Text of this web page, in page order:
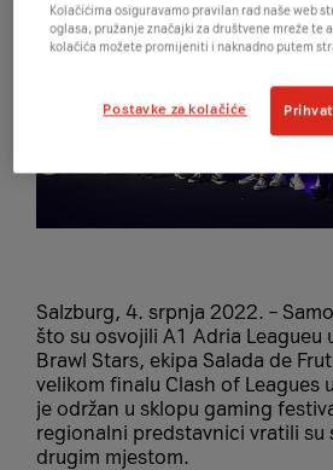
Salzburg, 4. srpnja 2022. –
što su osvojili A1 Adria Leagueu
Brawl Stars, ekipa Salada de
velikom finalu Clash of Leagues
je održan u sklopu gaming
regionalni predstavnici vratili su
drugim mjestom.
Kolačićima osiguravamo pravilan rad naše web
oglasa, pružanje značajki za društvene mreže te
kolačića možete promijeniti i naknadno putem
Postavke za kolačiće